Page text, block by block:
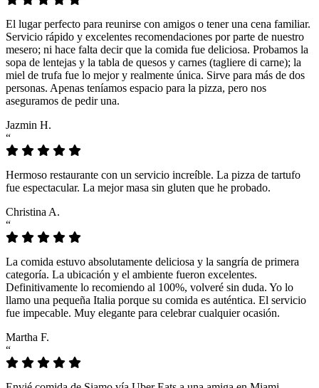
El lugar perfecto para reunirse con amigos o tener una cena familiar.
Servicio rápido y excelentes recomendaciones por parte de nuestro
mesero; ni hace falta decir que la comida fue deliciosa. Probamos la
sopa de lentejas y la tabla de quesos y carnes (tagliere di carne); la
miel de trufa fue lo mejor y realmente única. Sirve para más de dos
personas. Apenas teníamos espacio para la pizza, pero nos
aseguramos de pedir una.
Jazmin H.
“
Hermoso restaurante con un servicio increíble. La pizza de tartufo
fue espectacular. La mejor masa sin gluten que he probado.
Christina A.
“
La comida estuvo absolutamente deliciosa y la sangría de primera
categoría. La ubicación y el ambiente fueron excelentes.
Definitivamente lo recomiendo al 100%, volveré sin duda. Yo lo
llamo una pequeña Italia porque su comida es auténtica. El servicio
fue impecable. Muy elegante para celebrar cualquier ocasión.
Martha F.
“